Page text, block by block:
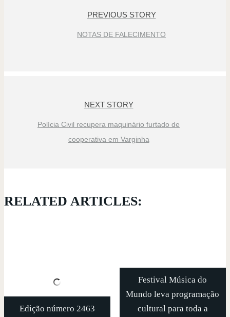
PREVIOUS STORY
NOTAS DE FALECIMENTO
NEXT STORY
Polícia Civil recupera maquinário furtado de
cooperativa em Varginha
RELATED ARTICLES:
Edição número 2463
Festival Música do
Mundo leva programação
cultural para toda a